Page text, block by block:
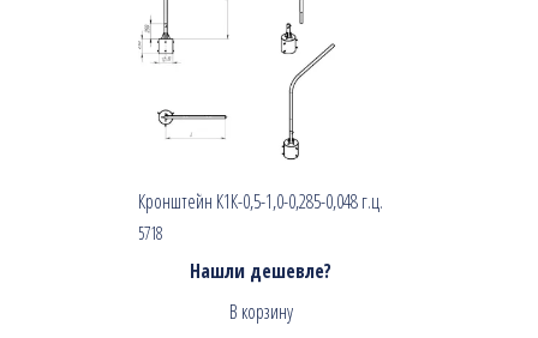
Кронштейн К1К-0,5-1,0-0,285-0,048 г.ц.
5718
Нашли дешевле?
В корзину